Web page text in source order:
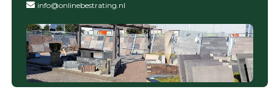
info@onlinebestrating.nl